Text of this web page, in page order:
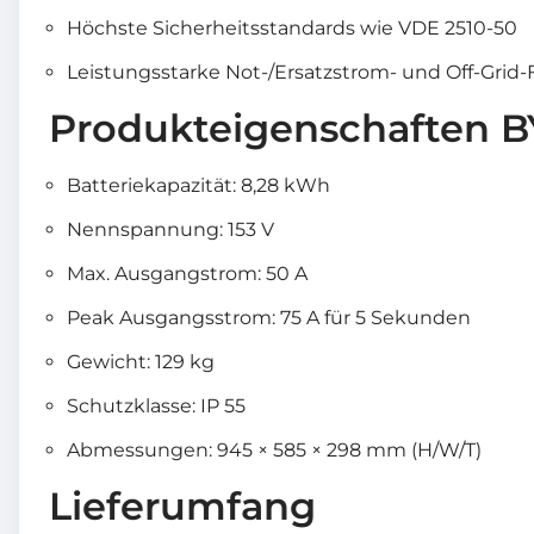
Höchste Sicherheitsstandards wie VDE 2510-50
Leistungsstarke Not-/Ersatzstrom- und Off-
Produkteigenschaften
Batteriekapazität: 8,28 kWh
Nennspannung: 153 V
Max. Ausgangstrom: 50 A
Peak Ausgangsstrom: 75 A für 5 Sekunden
Gewicht: 129 kg
Schutzklasse: IP 55
Abmessungen: 945 × 585 × 298 mm (H/W/T)
Lieferumfang